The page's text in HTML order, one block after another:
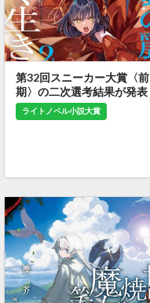
第32回スニーカー大賞〈前
期〉の二次選考結果が発表
ライトノベル小説大賞